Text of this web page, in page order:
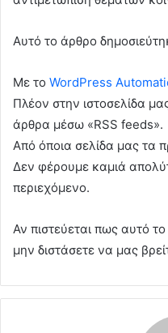
Αυτό το άρθρο
Με το WordPress
Πλέον στην ιστοσελίδα
άρθρα μέσω «RSS feeds».
Από όποια σελίδα μας τα
Δεν φέρουμε καμιά
περιεχόμενο.
Αν πιστεύεται πως αυτό
μην διστάσετε να μας